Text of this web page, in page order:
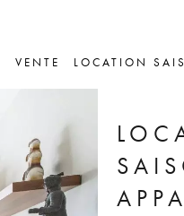
VENTE LOCATION